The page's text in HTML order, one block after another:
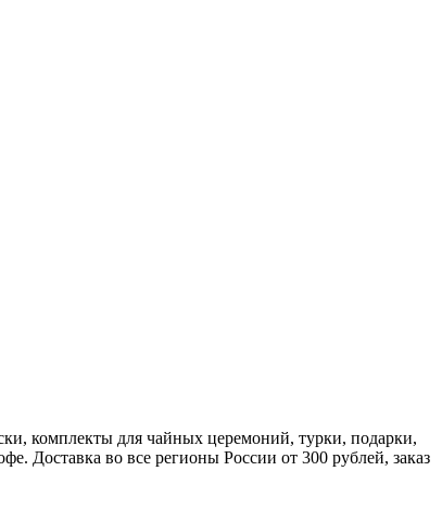
комплекты для чайных церемоний, турки, подарки,
Доставка во все регионы России от 300 рублей, заказ